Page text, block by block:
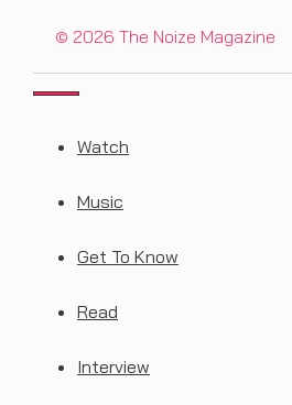
© 2026 The Noize Magazine
CLOSE
Watch
Music
Get To Know
Read
Interview